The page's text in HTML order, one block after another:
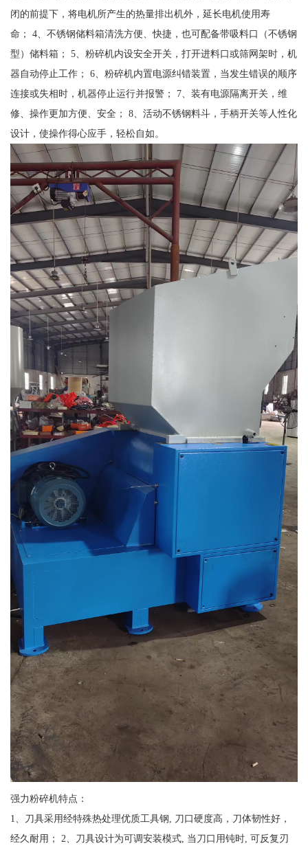
闭的前提下，将电机所产生的热量排出机外，延长电机使用寿
命； 4、不锈钢储料箱清洗方便、快捷，也可配备带吸料口（不锈钢
型）储料箱； 5、粉碎机内设安全开关，打开进料口或筛网架时，机
器自动停止工作； 6、粉碎机内置电源纠错装置，当发生错误的顺序
连接或失相时，机器停止运行并报警； 7、装有电源隔离开关，维
修、操作更加方便、安全； 8、活动不锈钢料斗，手柄开关等人性化
设计，使操作得心应手，轻松自如。
强力粉碎机特点：
1、刀具采用经特殊热处理优质工具钢, 刀口硬度高，刀体韧性好，
经久耐用； 2、刀具设计为可调安装模式, 当刀口用钝时, 可反复刃